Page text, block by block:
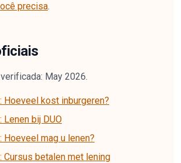
precisa.
May 2026.
Hoeveel kost inburgeren?
Lenen bij DUO
Hoeveel mag u lenen?
Cursus betalen met lening